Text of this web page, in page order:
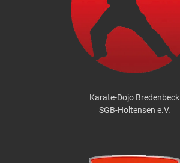
Karate-Dojo Bredenbeck
SGB-Holtensen e.V.